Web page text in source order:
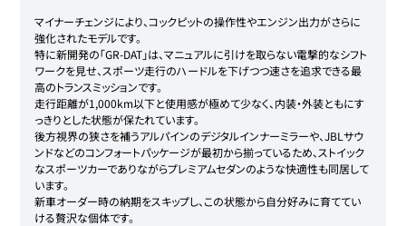
マイナーチェンジにより、コックピットの操作性やエンジン出力がさらに
強化されたモデルです。
特に新開発の「GR-DAT」は、マニュアルに引けを取らない電撃的なシフト
ワークを見せ、スポーツ走行のハードルを下げつつ速さを追求できる最
高のトランスミッションです。
走行距離が1,000km以下と使用感が極めて少なく、内装・外装ともにす
っきりとした状態が保たれています。
後方視界の狭さを補うアルパインのデジタルインナーミラーや、JBLサウ
ンドなどのコンフォートパッケージが最初から揃っているため、ストイック
なスポーツカーでありながらプレミアムセダンのような快適性も同居して
います。
新車オーダー時の納期をスキップし、この状態から自分好みに育ててい
ける贅沢な個体です。